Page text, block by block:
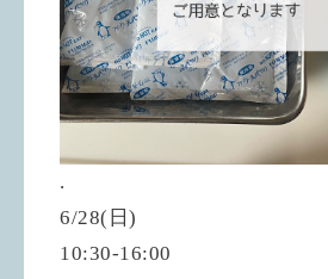
.
6/28(日)
10:30-16:00